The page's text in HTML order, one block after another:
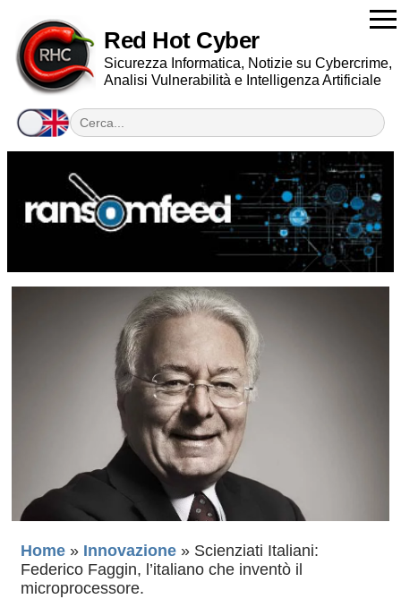
Red Hot Cyber
Sicurezza Informatica, Notizie su Cybercrime,
Analisi Vulnerabilità e Intelligenza Artificiale
Home » Innovazione » Scienziati Italiani:
Federico Faggin, l’italiano che inventò il
microprocessore.